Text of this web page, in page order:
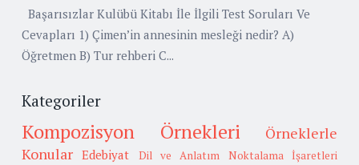
Başarısızlar Kulübü Kitabı İle İlgili Test Soruları Ve
Cevapları 1) Çimen’in annesinin mesleği nedir? A)
Öğretmen B) Tur rehberi C...
Kategoriler
Kompozisyon Örnekleri
Örneklerle
Konular Edebiyat Dil ve Anlatım
Noktalama İşaretleri